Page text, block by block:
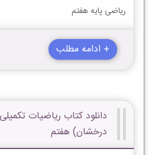
ریاضی پایه هفتم
+ ادامه مطلب
دانلود کتاب ریاضیات
درخشان) هفتم